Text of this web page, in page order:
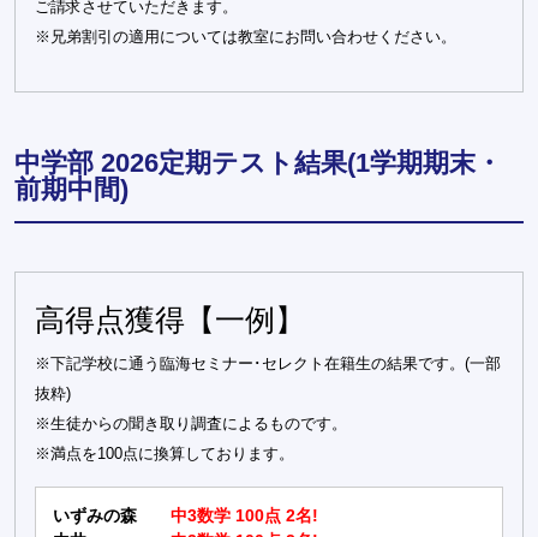
ご請求させていただきます。
※兄弟割引の適用については教室にお問い合わせください。
中学部 2026定期テスト結果(1学期期末・
前期中間)
高得点獲得【一例】
※下記学校に通う臨海セミナー･セレクト在籍生の結果です。(一部
抜粋)
※生徒からの聞き取り調査によるものです。
※満点を100点に換算しております。
いずみの森
中3数学 100点 2名!